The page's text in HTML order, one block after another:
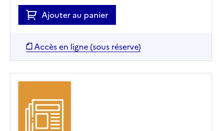
Ajouter au panier
Accès en ligne (sous réserve)